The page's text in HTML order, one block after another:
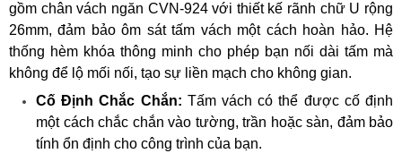
gồm chân vách ngăn CVN-924 với thiết kế rãnh chữ U rộng
26mm, đảm bảo ôm sát tấm vách một cách hoàn hảo. Hệ
thống hèm khóa thông minh cho phép bạn nối dài tấm mà
không để lộ mối nối, tạo sự liền mạch cho không gian.
Cố Định Chắc Chắn: Tấm vách có thể được cố định
một cách chắc chắn vào tường, trần hoặc sàn, đảm bảo
tính ổn định cho công trình của bạn.